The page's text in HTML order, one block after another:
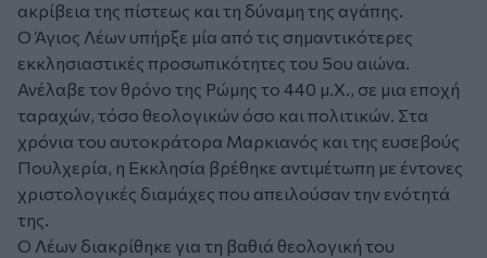
ακρίβεια της πίστεως και τη δύναμη της αγάπης.
Ο Άγιος Λέων υπήρξε μία από τις σημαντικότερες
εκκλησιαστικές προσωπικότητες του 5ου αιώνα.
Ανέλαβε τον θρόνο της Ρώμης το 440 μ.Χ., σε μια εποχή
ταραχών, τόσο θεολογικών όσο και πολιτικών. Στα
χρόνια του αυτοκράτορα Μαρκιανός και της ευσεβούς
Πουλχερία, η Εκκλησία βρέθηκε αντιμέτωπη με έντονες
χριστολογικές διαμάχες που απειλούσαν την ενότητά
της.
Ο Λέων διακρίθηκε για τη βαθιά θεολογική του